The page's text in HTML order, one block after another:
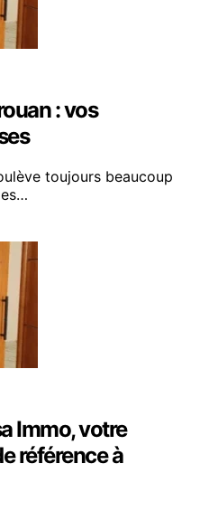
: vos
toujours beaucoup
Immo, votre
référence à